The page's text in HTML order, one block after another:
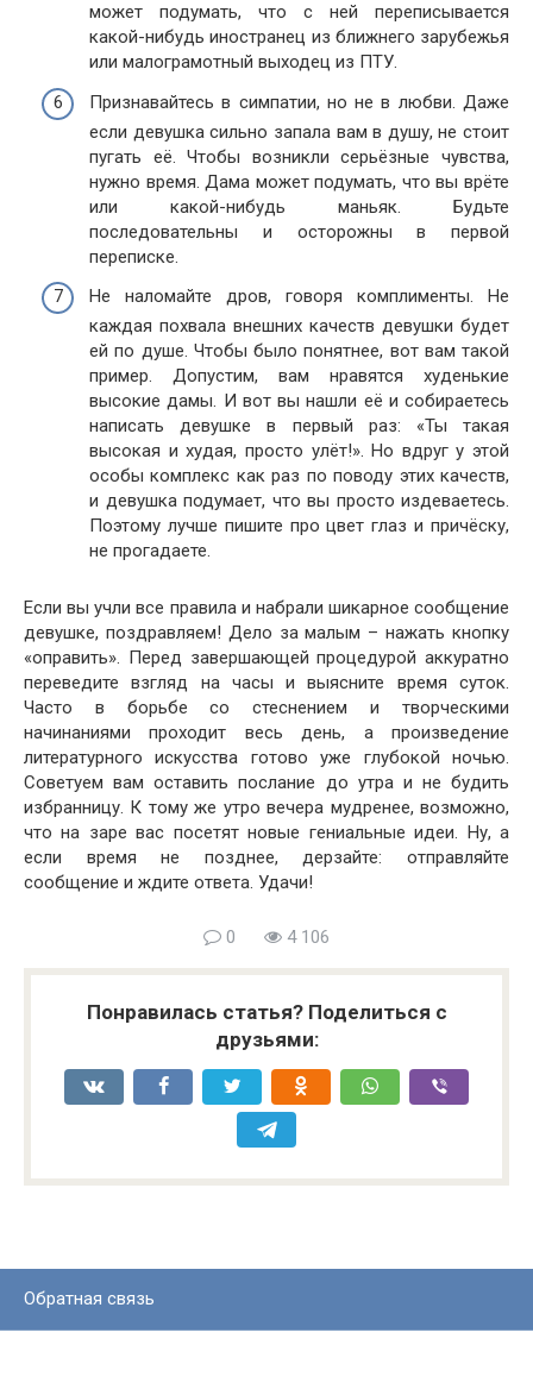
может подумать, что с ней переписывается
какой-нибудь иностранец из ближнего зарубежья
или малограмотный выходец из ПТУ.
Признавайтесь в симпатии, но не в любви. Даже
если девушка сильно запала вам в душу, не стоит
пугать её. Чтобы возникли серьёзные чувства,
нужно время. Дама может подумать, что вы врёте
или какой-нибудь маньяк. Будьте
последовательны и осторожны в первой
переписке.
Не наломайте дров, говоря комплименты. Не
каждая похвала внешних качеств девушки будет
ей по душе. Чтобы было понятнее, вот вам такой
пример. Допустим, вам нравятся худенькие
высокие дамы. И вот вы нашли её и собираетесь
написать девушке в первый раз: «Ты такая
высокая и худая, просто улёт!». Но вдруг у этой
особы комплекс как раз по поводу этих качеств,
и девушка подумает, что вы просто издеваетесь.
Поэтому лучше пишите про цвет глаз и причёску,
не прогадаете.
Если вы учли все правила и набрали шикарное сообщение
девушке, поздравляем! Дело за малым – нажать кнопку
«оправить». Перед завершающей процедурой аккуратно
переведите взгляд на часы и выясните время суток.
Часто в борьбе со стеснением и творческими
начинаниями проходит весь день, а произведение
литературного искусства готово уже глубокой ночью.
Советуем вам оставить послание до утра и не будить
избранницу. К тому же утро вечера мудренее, возможно,
что на заре вас посетят новые гениальные идеи. Ну, а
если время не позднее, дерзайте: отправляйте
сообщение и ждите ответа. Удачи!
0 4 106
Понравилась статья? Поделиться с
друзьями:
Обратная связь